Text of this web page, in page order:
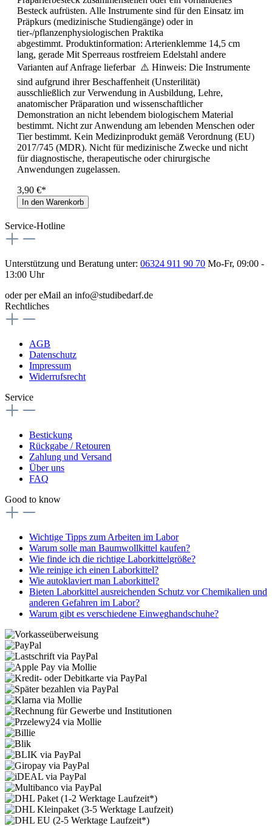
Besteck aufrüsten. Alle Instrumente sind für den Einsatz im
Präpkurs (medizinische Studiengänge) oder in
tier-/pflanzenphysiologischen Praktika
abgestimmt. Produktinformation: Arterienklemme 14,5 cm
lang, gerade Mit Sperreaus rostfreiem Edelstahl andere
Varianten auf Anfrage lieferbar ⚠️ Hinweis: Die Instrumente
sind aufgrund ihrer Beschaffenheit (Unsterilität)
ausschließlich zur Verwendung in Ausbildung, Lehre,
anatomischer Präparation und wissenschaftlicher
Demonstration an nicht lebendem biologischem Material
bestimmt. Nicht zur Anwendung am lebenden Menschen oder
Tier bestimmt. Kein Medizinprodukt gemäß Verordnung (EU)
2017/745 (MDR). Nicht für medizinische Zwecke und nicht
für diagnostische, therapeutische oder chirurgische
Anwendungen zugelassen.
3,90 €*
In den Warenkorb
Service-Hotline
Unterstützung und Beratung unter: 06324 911 90 70 Mo-Fr, 09:00 -
13:00 Uhr
oder per eMail an info@studibedarf.de
Rechtliches
AGB
Datenschutz
Impressum
Widerrufsrecht
Service
Bestickung
Rückgabe / Retouren
Zahlung und Versand
Über uns
FAQ
Good to know
Wichtige Tipps zum Arbeiten im Labor
Warum solle man Baumwollkittel kaufen?
Wie finde ich die richtige Laborkittelgröße?
Wie reinige ich einen Laborkittel?
Wie autoklaviert man Laborkittel?
Bieten Laborkittel ausreichenden Schutz vor Chemikalien und
anderen Gefahren im Labor?
Warum gibt es verschiedene Einweghandschuhe?